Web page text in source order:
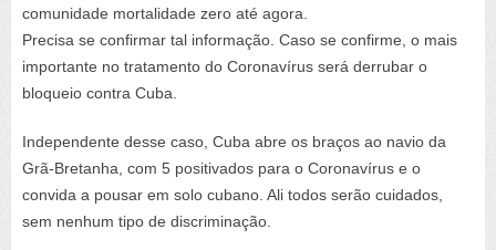
comunidade mortalidade zero até agora.
Precisa se confirmar tal informação. Caso se confirme, o mais
importante no tratamento do Coronavírus será derrubar o
bloqueio contra Cuba.
Independente desse caso, Cuba abre os braços ao navio da
Grã-Bretanha, com 5 positivados para o Coronavírus e o
convida a pousar em solo cubano. Ali todos serão cuidados,
sem nenhum tipo de discriminação.